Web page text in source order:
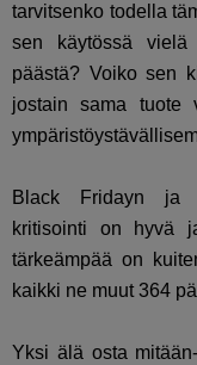
tarvitsenko todella
sen käytössä
päästä? Voiko sen
jostain sama tuote
Black Fridayn ja
kritisointi on hyvä
tärkeämpää on
kaikki ne muut 364
Yksi älä osta